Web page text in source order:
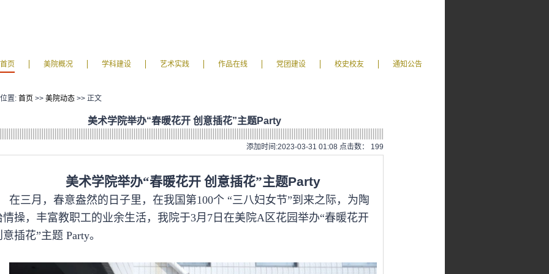
首页 美院概况 学科建设 艺术实践 作品在线 党团建设 校史校友 通知公告
置: 首页 >> 美院动态 >> 正文
美术学院举办“春暖花开 创意插花”主题Party
添加时间:2023-03-31 01:08 点击数： 199
美术学院举办“春暖花开 创意插花”主题Party
在三月，春意盎然的日子里，在我国第100个 “三八妇女节”到来之际，为陶
情操，丰富教职工的业余生活，我院于3月7日在美院A区花园举办“春暖花开
意插花”主题 Party。